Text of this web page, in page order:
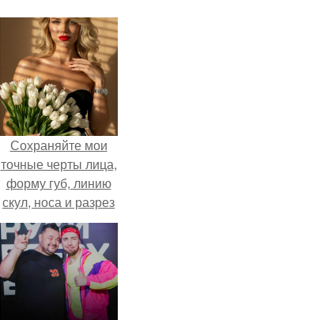
Сохраняйте мои
точные черты лица,
форму губ, линию
скул, носа и разрез
глаз.